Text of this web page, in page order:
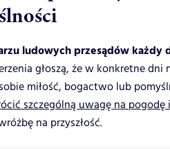
ludowych przesądów każdy
głoszą, że w konkretne
miłość, bogactwo lub
szczególną uwagę na
na przyszłość.